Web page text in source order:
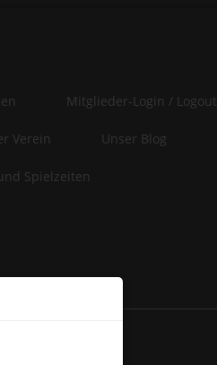
Mitglieder-Login / Logout
Verein Unser Blog
Spielzeiten